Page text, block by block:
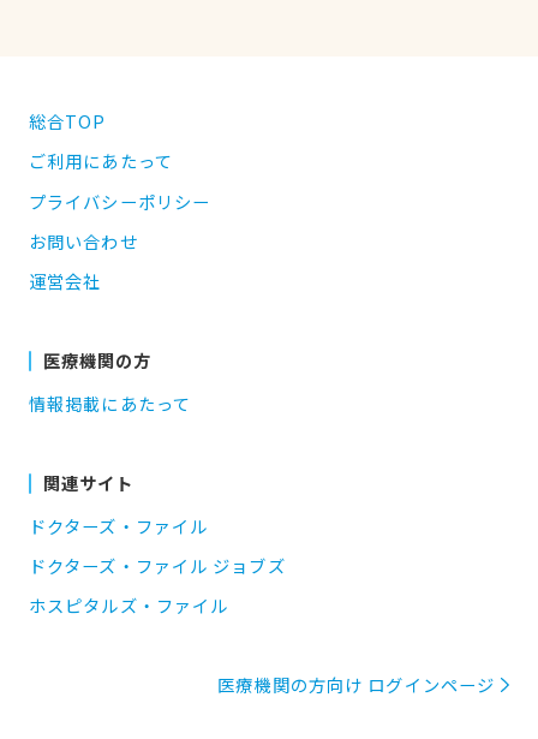
総合TOP
ご利用にあたって
プライバシーポリシー
お問い合わせ
運営会社
医療機関の方
情報掲載にあたって
関連サイト
ドクターズ・ファイル
ドクターズ・ファイル ジョブズ
ホスピタルズ・ファイル
医療機関の方向け ログインページ